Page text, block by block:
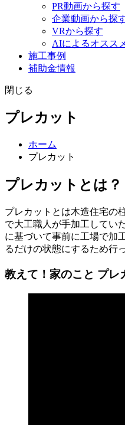
PR動画から探す
企業動画から探
VRから探す
AIによるオスス
施工事例
補助金情報
閉じる
プレカット
ホーム
プレカット
プレカットとは？
プレカットとは木造住宅の
で大工職人が手加工してい
に基づいて事前に工場で加
るだけの状態にするため行
教えて！家のこと プレ